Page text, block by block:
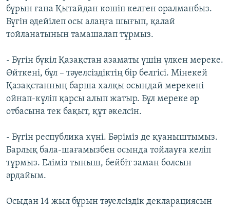
бұрын ғана Қытайдан көшіп келген оралманбыз.
Бүгін әдейілеп осы алаңға шығып, қалай
тойланатынын тамашалап тұрмыз.
- Бүгін бүкіл Қазақстан азаматы үшін үлкен мереке.
Өйткені, бұл – тәуелсіздіктің бір белгісі. Мінекей
Қазақстанның барша халқы осындай мерекені
ойнап-күліп қарсы алып жатыр. Бұл мереке әр
отбасына тек бақыт, құт әкелсін.
- Бүгін республика күні. Бәріміз де қуаныштымыз.
Барлық бала-шағамызбен осында тойлауға келіп
тұрмыз. Еліміз тыныш, бейбіт заман болсын
әрдайым.
Осыдан 14 жыл бұрын тәуелсіздік декларациясын